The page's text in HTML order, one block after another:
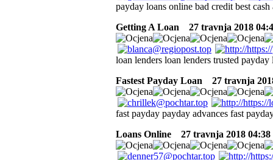
payday loans online bad credit best
Getting A Loan
27 travnja 2018
loan lenders loan lenders trusted
Fastest Payday Loan
27 travnja
fast payday payday advances fast
Loans Online
27 travnja 2018 04:38